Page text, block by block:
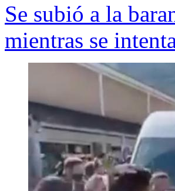
Se subió a la
mientras se